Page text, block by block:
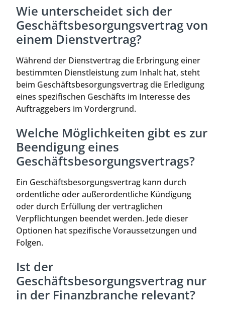
Wie unterscheidet sich der
Geschäftsbesorgungsvertrag von
einem Dienstvertrag?
Während der Dienstvertrag die Erbringung einer
bestimmten Dienstleistung zum Inhalt hat, steht
beim Geschäftsbesorgungsvertrag die Erledigung
eines spezifischen Geschäfts im Interesse des
Auftraggebers im Vordergrund.
Welche Möglichkeiten gibt es zur
Beendigung eines
Geschäftsbesorgungsvertrags?
Ein Geschäftsbesorgungsvertrag kann durch
ordentliche oder außerordentliche Kündigung
oder durch Erfüllung der vertraglichen
Verpflichtungen beendet werden. Jede dieser
Optionen hat spezifische Voraussetzungen und
Folgen.
Ist der
Geschäftsbesorgungsvertrag nur
in der Finanzbranche relevant?